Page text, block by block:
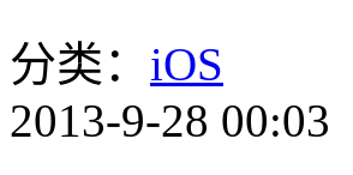
分类： iOS
2013-9-28 00:03